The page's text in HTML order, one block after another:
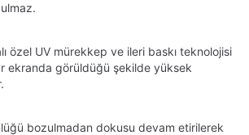
özel UV mürekkep ve ileri baskı teknolojisi
ekranda görüldüğü şekilde yüksek
bozulmadan dokusu devam etirilerek